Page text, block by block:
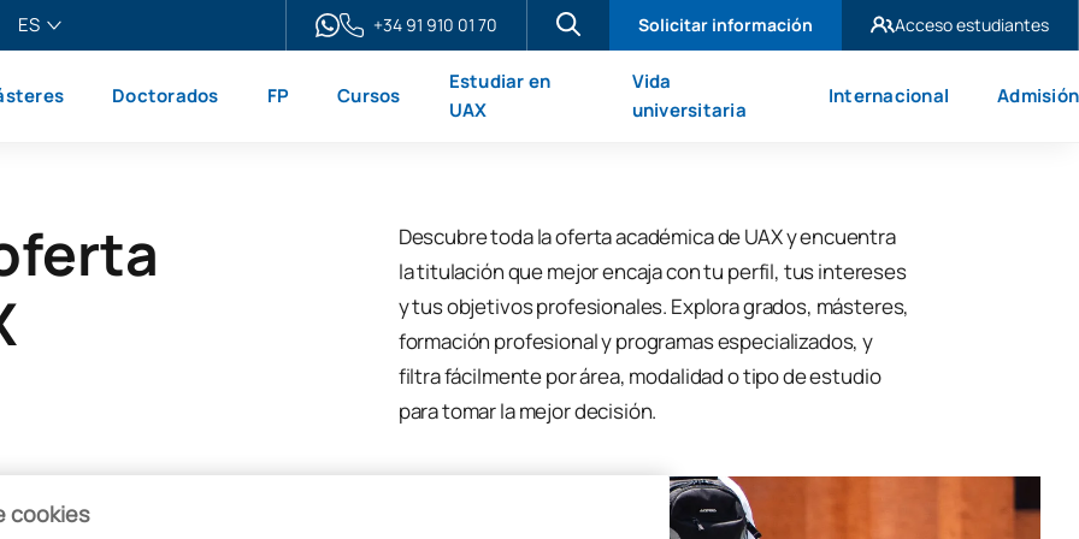
ES
+34 91 910 01 70 Solicitar información
Acceso estudiantes
UAX Mare Nostrum
Doctorados FP Cursos
Estudiar en
UAX
Vida
universitaria
Internacional Admisión
Descubre toda la oferta académica de UAX y encuentra
la titulación que mejor encaja con tu perfil, tus intereses
y tus objetivos profesionales. Explora grados, másteres,
formación profesional y programas especializados, y
filtra fácilmente por área, modalidad o tipo de estudio
para tomar la mejor decisión.
cookies